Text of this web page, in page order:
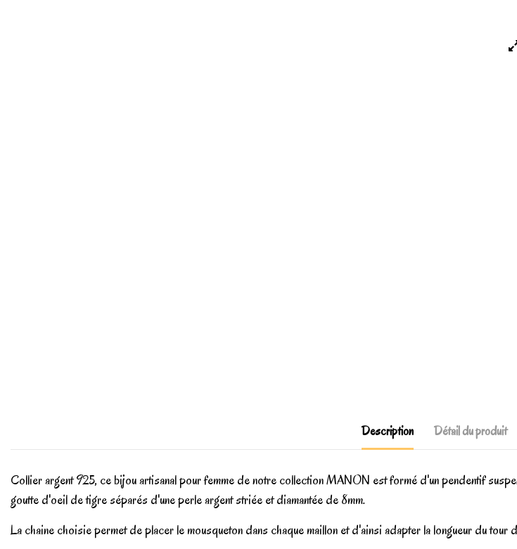
Description Détail du produit
Collier argent 925, ce bijou artisanal pour femme de notre collection MANON est formé d'un pendentif
goutte d'oeil de tigre séparés d'une perle argent striée et diamantée de 8mm.
La chaine choisie permet de placer le mousqueton dans chaque maillon et d'ainsi adapter la longueur du tour